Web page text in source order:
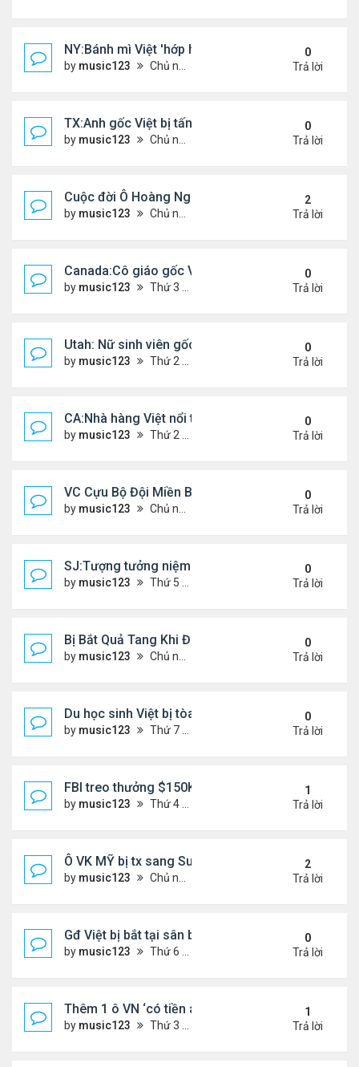
NY:Bánh mì Việt 'hớp hồn' thực khách Mỹ
by music123 Chủ nhật Tháng 7 26, 2026 4:58 pm
0
Trả lời
TX:Anh gốc Việt bị tấn công dã man, khó qua khỏi
by music123 Chủ nhật Tháng 7 26, 2026 4:24 pm
0
Trả lời
Cuộc đời Ô Hoàng Ngành Nails Tại Mỹ
by music123 Chủ nhật Tháng 7 26, 2026 4:17 pm
2
Trả lời
Canada:Cô giáo gốc Việt bị chồng sát hại
by music123 Thứ 3 Tháng 7 21, 2026 4:56 pm
0
Trả lời
Utah: Nữ sinh viên gốc Việt tự vẫn, bạn trai bạo
by music123 Thứ 2 Tháng 7 20, 2026 4:56 pm
0
Trả lời
CA:Nhà hàng Việt nổi tiếng đóng cửa
by music123 Thứ 2 Tháng 7 20, 2026 4:42 pm
0
Trả lời
VC Cựu Bộ Đội Miền Bắc Chọn Định Cư Tại Hoa
by music123 Chủ nhật Tháng 7 12, 2026 3:01 pm
0
Trả lời
SJ:Tượng tưởng niệm cđ Việt bị ăn cắp
by music123 Thứ 5 Tháng 7 09, 2026 6:19 am
0
Trả lời
Bị Bắt Quả Tang Khi Đang Đánh Bắt “Vài Con Cá
by music123 Chủ nhật Tháng 7 05, 2026 8:47 am
0
Trả lời
Du học sinh Việt bị tòa HQ kết án 10 năm vì vứt bỏ
by music123 Thứ 7 Tháng 6 27, 2026 8:01 pm
0
Trả lời
FBI treo thưởng $150K cho tội phạm 'đang ở Việt
by music123 Thứ 4 Tháng 6 24, 2026 7:26 pm
1
Trả lời
Ô VK MỸ bị tx sang Sudan,về VN
by music123 Chủ nhật Tháng 6 21, 2026 6:46 am
2
Trả lời
Gđ Việt bị bắt tại sân bay ở Mỹ
by music123 Thứ 6 Tháng 6 19, 2026 6:47 pm
0
Trả lời
Thêm 1 ô VN ‘có tiền án’ bị Mỹ trục xuất về nước
by music123 Thứ 3 Tháng 6 16, 2026 7:00 pm
1
Trả lời